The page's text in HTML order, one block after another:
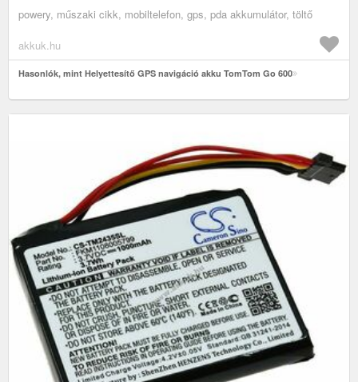
powery, műszaki cikk, mobiltelefon, gps, pda akkumulátor, töltő
akkuk.hu
Hasonlók, mint Helyettesítő GPS navigáció akku TomTom Go 600